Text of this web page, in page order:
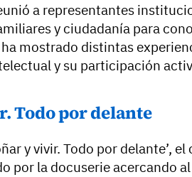
a representantes
y ciudadanía para
mostrado distintas
y su participación
Todo por delante
y vivir. Todo por delante’,
por la docuserie acercando